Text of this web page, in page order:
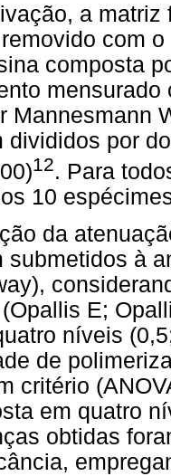
a
com
composta
Mannesmann
divididos por
12. Para
10
da
submetidos à
E;
níveis
de
critério
em quatro
obtidas